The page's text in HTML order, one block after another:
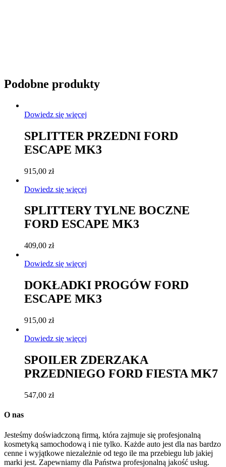
Podobne produkty
Dowiedz się więcej
SPLITTER PRZEDNI FORD
ESCAPE MK3
915,00 zł
Dowiedz się więcej
SPLITTERY TYLNE BOCZNE
FORD ESCAPE MK3
409,00 zł
Dowiedz się więcej
DOKŁADKI PROGÓW FORD
ESCAPE MK3
915,00 zł
Dowiedz się więcej
SPOILER ZDERZAKA
PRZEDNIEGO FORD FIESTA MK7
547,00 zł
O nas
Jesteśmy doświadczoną firmą, która zajmuje się profesjonalną
kosmetyką samochodową i nie tylko. Każde auto jest dla nas bardzo
cenne i wyjątkowe niezależnie od tego ile ma przebiegu lub jakiej
marki jest. Zapewniamy dla Państwa profesjonalną jakość usług.